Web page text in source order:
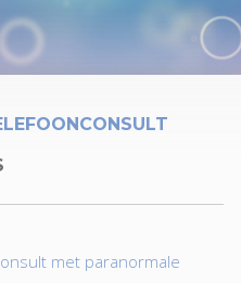
met paranormale